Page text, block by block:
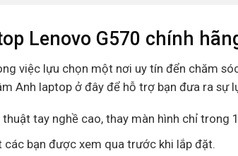
Lenovo G570 chính
việc lựu chọn một nơi uy tín đển chăm
Anh laptop ở đây để hỗ trợ bạn đưa ra sự
tay nghề cao, thay màn hình chỉ trong
các bạn được xem qua trước khi lắp đặt.